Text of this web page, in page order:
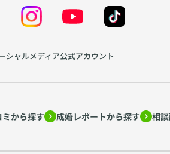
ャルメディア公式アカウント
から探す 成婚レポートから探す 相